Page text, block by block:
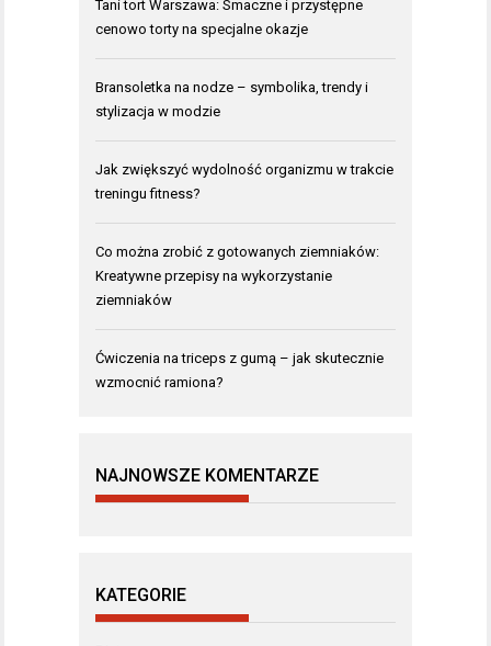
Tani tort Warszawa: Smaczne i przystępne
cenowo torty na specjalne okazje
Bransoletka na nodze – symbolika, trendy i
stylizacja w modzie
Jak zwiększyć wydolność organizmu w trakcie
treningu fitness?
Co można zrobić z gotowanych ziemniaków:
Kreatywne przepisy na wykorzystanie
ziemniaków
Ćwiczenia na triceps z gumą – jak skutecznie
wzmocnić ramiona?
NAJNOWSZE KOMENTARZE
KATEGORIE